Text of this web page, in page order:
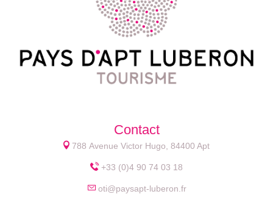
Contact
788 Avenue Victor Hugo, 84400 Apt
+33 (0)4 90 74 03 18
oti@paysapt-luberon.fr